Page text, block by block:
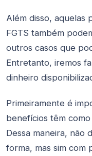
Além disso, aquelas
FGTS também
outros casos que
Entretanto, iremos
dinheiro
Primeiramente é
benefícios têm
Dessa maneira, não
forma, mas sim com